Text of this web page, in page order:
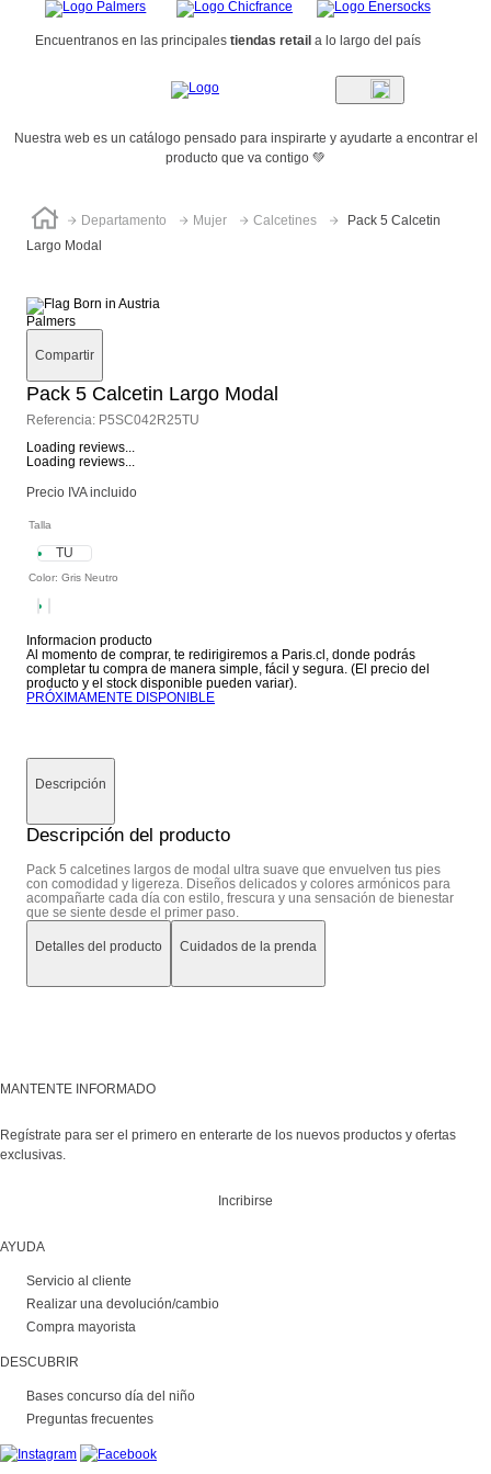
Encuentranos en las principales tiendas retail a lo largo del país
Nuestra web es un catálogo pensado para inspirarte y ayudarte a encontrar el
producto que va contigo 💚
Departamento Mujer Calcetines
Pack 5 Calcetin
Largo Modal
Palmers
Compartir
Pack 5 Calcetin Largo Modal
Referencia: P5SC042R25TU
Loading reviews...
Loading reviews...
Precio IVA incluido
Talla
TU
Color: Gris Neutro
Informacion producto
Al momento de comprar, te redirigiremos a Paris.cl, donde podrás
completar tu compra de manera simple, fácil y segura. (El precio del
producto y el stock disponible pueden variar).
PRÓXIMAMENTE DISPONIBLE
Descripción
Descripción del producto
Pack 5 calcetines largos de modal ultra suave que envuelven tus pies
con comodidad y ligereza. Diseños delicados y colores armónicos para
acompañarte cada día con estilo, frescura y una sensación de bienestar
que se siente desde el primer paso.
Detalles del producto Cuidados de la prenda
MANTENTE INFORMADO
Regístrate para ser el primero en enterarte de los nuevos productos y ofertas
exclusivas.
Incribirse
AYUDA
Servicio al cliente
Realizar una devolución/cambio
Compra mayorista
DESCUBRIR
Bases concurso día del niño
Preguntas frecuentes